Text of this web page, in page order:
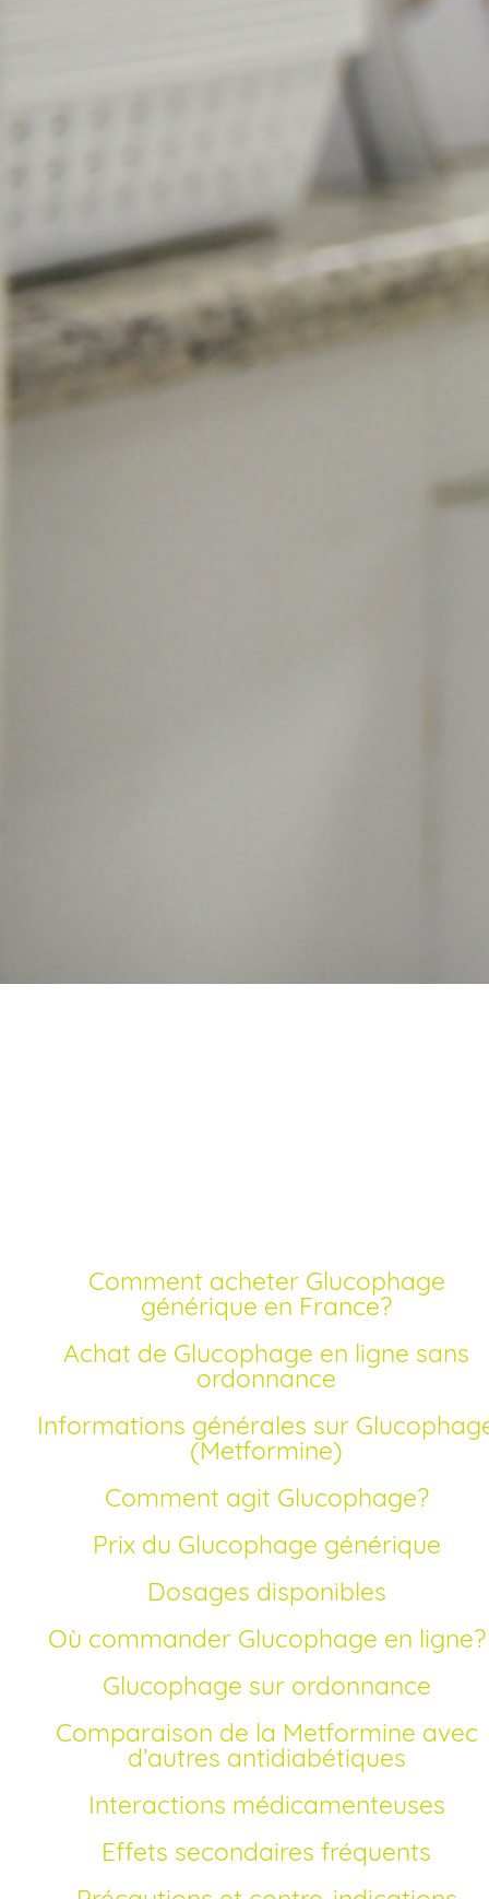
Comment acheter Glucophage
générique en France?
Achat de Glucophage en ligne sans
ordonnance
Informations générales sur Glucophage
(Metformine)
Comment agit Glucophage?
Prix du Glucophage générique
Dosages disponibles
Où commander Glucophage en ligne?
Glucophage sur ordonnance
Comparaison de la Metformine avec
d’autres antidiabétiques
Interactions médicamenteuses
Effets secondaires fréquents